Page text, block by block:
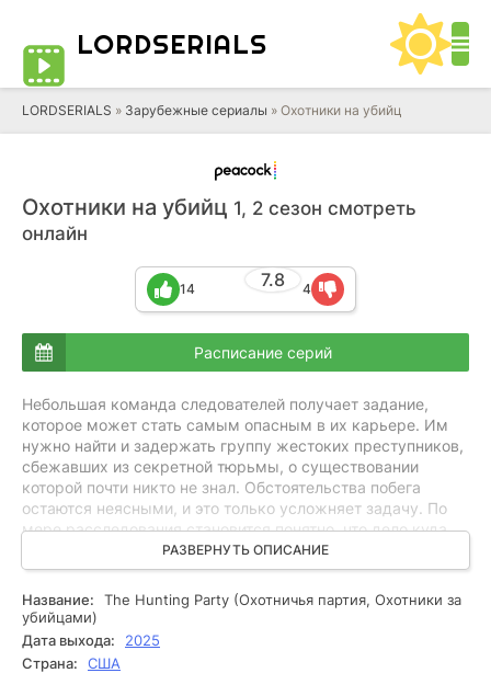
LORDSERIALS
LORDSERIALS » Зарубежные сериалы » Охотники на убийц
Охотники на убийц 1, 2 сезон смотреть
онлайн
7.8
14 4
Расписание серий
Небольшая команда следователей получает задание,
которое может стать самым опасным в их карьере. Им
нужно найти и задержать группу жестоких преступников,
сбежавших из секретной тюрьмы, о существовании
которой почти никто не знал. Обстоятельства побега
остаются неясными, и это только усложняет задачу. По
мере расследования становится понятно, что дело куда
сложнее, чем казалось сначала. Следователям
приходится идти по следу людей, готовых на всё, чтобы
не попасться. Время играет против них, а каждая ошибка
может привести к серьёзным последствиям. Теперь им
нужно как можно быстрее разобраться в происходящем
и остановить беглецов, пока те не исчезли.
РАЗВЕРНУТЬ ОПИСАНИЕ
Название:
The Hunting Party (Охотничья партия, Охотники за
убийцами)
Дата выхода:
2025
Страна:
США